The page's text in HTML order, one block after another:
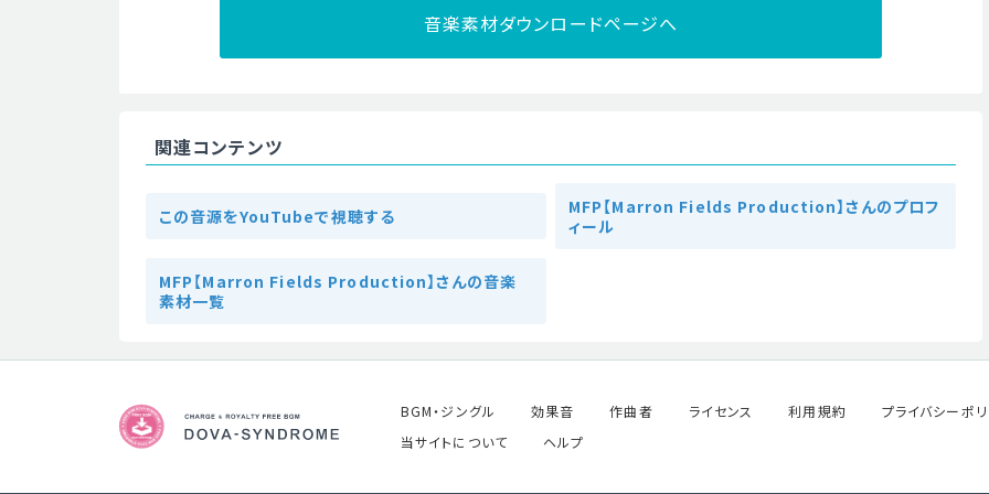
音楽素材ダウンロードページへ
関連コンテンツ
この音源をYouTubeで視聴する
MFP【Marron Fields Production】さんのプロフ
ィール
MFP【Marron Fields Production】さんの音楽
素材一覧
BGM・ジングル 効果音 作曲者 ライセンス 利用規約 プライバシーポ
当サイトについて
ヘルプ